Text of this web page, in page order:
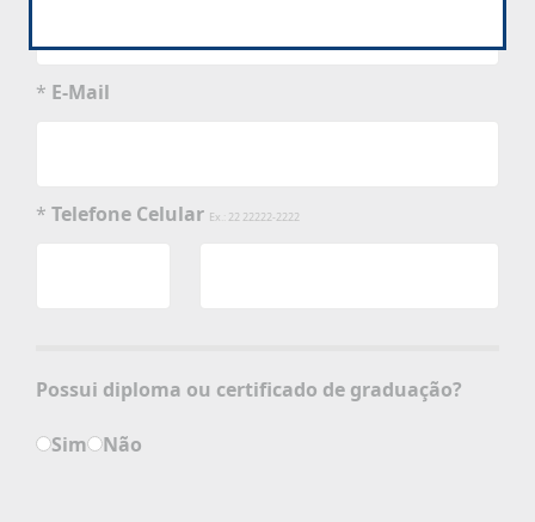
* E-Mail
* Telefone Celular Ex.: 22 22222-2222
Possui diploma ou certificado de graduação?
Sim Não